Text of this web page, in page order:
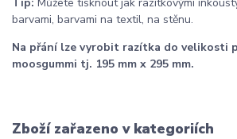
barvami, barvami na textil, na stěnu.
Na přání lze vyrobit razítka do velikosti
moosgummi tj. 195 mm x 295 mm.
Zboží zařazeno v kategoriích